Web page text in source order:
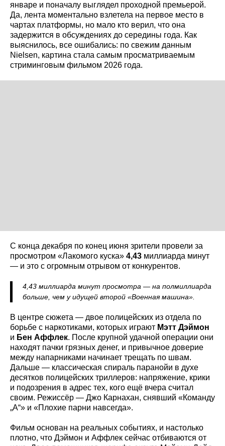
январе и поначалу выглядел проходной премьерой.
Да, лента моментально взлетела на первое место в
чартах платформы, но мало кто верил, что она
задержится в обсуждениях до середины года. Как
выяснилось, все ошибались: по свежим данным
Nielsen, картина стала самым просматриваемым
стриминговым фильмом 2026 года.
С конца декабря по конец июня зрители провели за
просмотром «Лакомого куска» 4,43 миллиарда минут
— и это с огромным отрывом от конкурентов.
4,43 миллиарда минут просмотра — на полмиллиарда
больше, чем у идущей второй «Военная машина».
В центре сюжета — двое полицейских из отдела по
борьбе с наркотиками, которых играют Мэтт Дэймон
и Бен Аффлек. После крупной удачной операции они
находят пачки грязных денег, и привычное доверие
между напарниками начинает трещать по швам.
Дальше — классическая спираль паранойи в духе
десятков полицейских триллеров: напряжение, крики
и подозрения в адрес тех, кого ещё вчера считал
своим. Режиссёр — Джо Карнахан, снявший «Команду
„А“» и «Плохие парни навсегда».
Фильм основан на реальных событиях, и настолько
плотно, что Дэймон и Аффлек сейчас отбиваются от